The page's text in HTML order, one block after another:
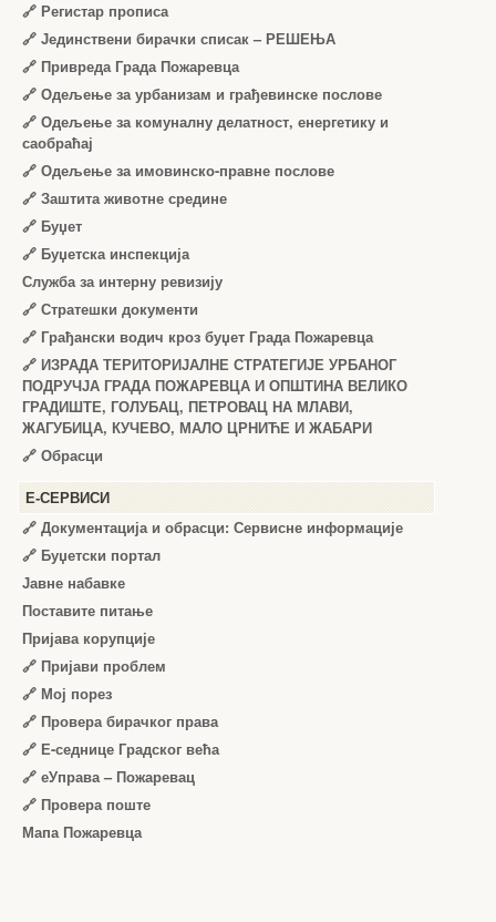
🔗 Регистар прописа
🔗 Јединствени бирачки списак – РЕШЕЊА
🔗 Привреда Града Пожаревца
🔗 Одељење за урбанизам и грађевинске послове
🔗 Одељење за комуналну делатност, енергетику и
саобраћај
🔗 Одељење за имовинско-правне послове
🔗 Заштита животне средине
🔗 Буџет
🔗 Буџетска инспекција
Служба за интерну ревизију
🔗 Стратешки документи
🔗 Грађански водич кроз буџет Града Пожаревца
🔗 ИЗРАДА ТЕРИТОРИЈАЛНЕ СТРАТЕГИЈЕ УРБАНОГ
ПОДРУЧЈА ГРАДА ПОЖАРЕВЦА И ОПШТИНА ВЕЛИКО
ГРАДИШТЕ, ГОЛУБАЦ, ПЕТРОВАЦ НА МЛАВИ,
ЖАГУБИЦА, КУЧЕВО, МАЛО ЦРНИЋЕ И ЖАБАРИ
🔗 Обрасци
Е-СЕРВИСИ
🔗 Документација и обрасци: Сервисне информације
🔗 Буџетски портал
Јавне набавке
Поставите питање
Пријава корупције
🔗 Пријави проблем
🔗 Мој порез
🔗 Провера бирачког права
🔗 Е-седнице Градског већа
🔗 еУправа – Пожаревац
🔗 Провера поште
Мапа Пожаревца